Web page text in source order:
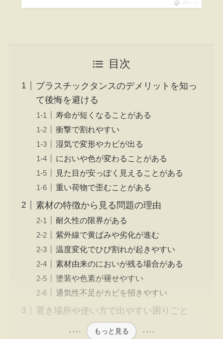
ポチップ
目次
プラスチックタンスのデメリットを知っ
て後悔を避ける
寿命が短くなることがある
衝撃で割れやすい
湿気で変形やカビが出る
においや色が変わることがある
見た目が安っぽく見えることがある
重い荷物で歪むことがある
素材の特徴から見る問題の理由
耐久性の限界がある
紫外線で黄ばみや劣化が進む
温度変化でひび割れが起きやすい
素材由来のにおいが残る場合がある
塗装や色素が褪せやすい
通気性不足がカビを招きやすい
置き場所や使い方で出やすい困りごと
もっと見る